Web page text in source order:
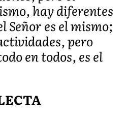
hay diferentes
Señor es el mismo;
pero
en todos, es el